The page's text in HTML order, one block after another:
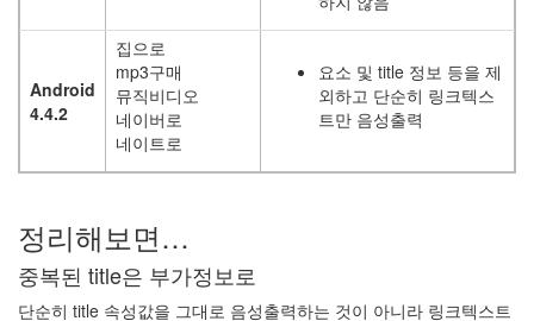
Android
4.4.2
집으로
mp3구매
뮤직비디오
네이버로
네이트로
요소 및 title 정보 등을 제
외하고 단순히 링크텍스
트만 음성출력
정리해보면…
중복된 title은 부가정보로
단순히 title 속성값을 그대로 음성출력하는 것이 아니라 링크텍스트
복
aero
sequence
름